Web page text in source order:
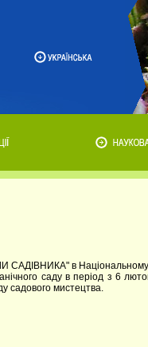
САДІВНИКА" в
саду в період з 6
садового мистецтва.